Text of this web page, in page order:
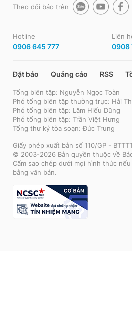
Theo dõi báo trên
Hotline
0906 645 777
Liên
0908
Đặt báo Quảng cáo RSS
Tổng biên tập: Nguyễn Ngọc Toàn
Phó tổng biên tập thường trực: Hải
Phó tổng biên tập: Lâm Hiếu Dũng
Phó tổng biên tập: Trần Việt Hưng
Tổng thư ký tòa soạn: Đức Trung
Giấy phép xuất bản số 110/GP -
© 2003-2026 Bản quyền thuộc về
Cấm sao chép dưới mọi hình thức
bằng văn bản.